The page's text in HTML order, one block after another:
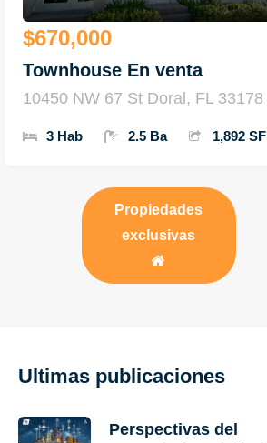
$670,000
Townhouse En venta
10450 NW 67 St Doral, FL 33178
3 Hab 2.5 Ba 1,892 SF
Propiedades
exclusivas
Ultimas publicaciones
Perspectivas del